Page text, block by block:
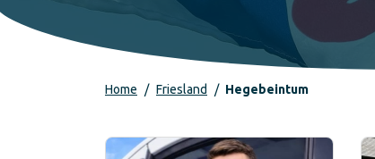
Home Friesland Hegebeintum